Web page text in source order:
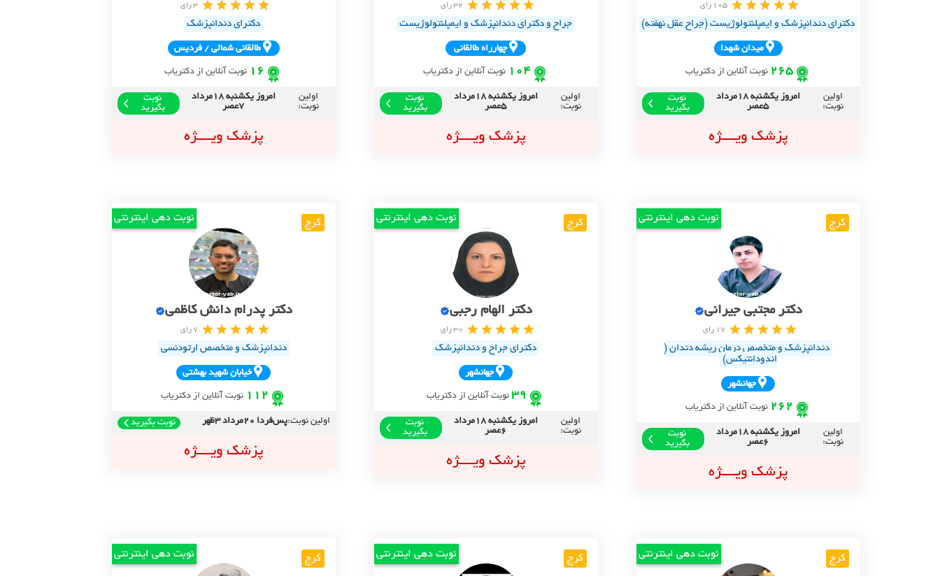
105 رای
دکترای دندانپزشک و ایمپلنتولوژیست (جراح عقل نهفته)
ميدان شهدا
265 نوبت آنلاین از دکتریاب
اولین
نوبت:
امروز یکشنبه 18مرداد
5عصر
نوبت
بگیرید
پزشک ویــــژه
32 رای
جراح و دکترای دندانپزشک و ایمپلنتولوژیست
چهارراه طالقاني
104 نوبت آنلاین از دکتریاب
اولین
نوبت:
امروز یکشنبه 18مرداد
5عصر
نوبت
بگیرید
پزشک ویــــژه
3 رای
دکترای دندانپزشک
طالقاني شمالي / فرديس
16 نوبت آنلاین از دکتریاب
اولین
نوبت:
امروز یکشنبه 18مرداد
7عصر
نوبت
بگیرید
پزشک ویــــژه
کرج نوبت دهی اینترنتی
دکتر مجتبی جیرانی
17 رای
دندانپزشک و متخصص درمان ریشه دندان (
اندودانتیکس)
جهانشهر
262 نوبت آنلاین از دکتریاب
اولین
نوبت:
امروز یکشنبه 18مرداد
6عصر
نوبت
بگیرید
پزشک ویــــژه
کرج نوبت دهی اینترنتی
دکتر الهام رجبی
30 رای
دکترای جراح و دندانپزشک
جهانشهر
39 نوبت آنلاین از دکتریاب
اولین
نوبت:
امروز یکشنبه 18مرداد
6عصر
نوبت
بگیرید
پزشک ویــــژه
کرج نوبت دهی اینترنتی
دکتر پدرام دانش کاظمی
7 رای
دندانپزشک و متخصص ارتودنسی
خيابان شهيد بهشتي
112 نوبت آنلاین از دکتریاب
اولین نوبت:پس‌فردا 20مرداد 3ظهر نوبت بگیرید
پزشک ویــــژه
کرج نوبت دهی اینترنتی کرج نوبت دهی اینترنتی کرج نوبت دهی اینترنتی